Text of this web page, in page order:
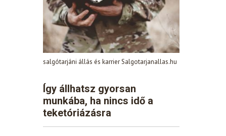
salgótarjáni állás és karrier Salgotarjanallas.hu
Így állhatsz gyorsan
munkába, ha nincs idő a
teketóriázásra